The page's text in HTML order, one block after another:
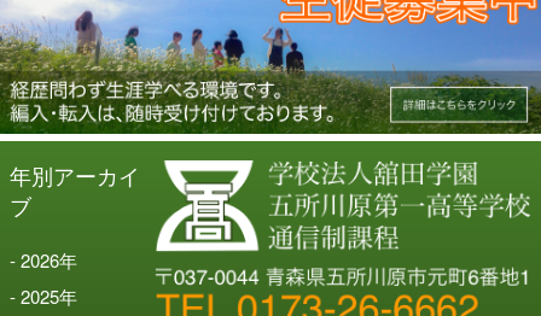
年別アーカイ
ブ
2026年
2025年